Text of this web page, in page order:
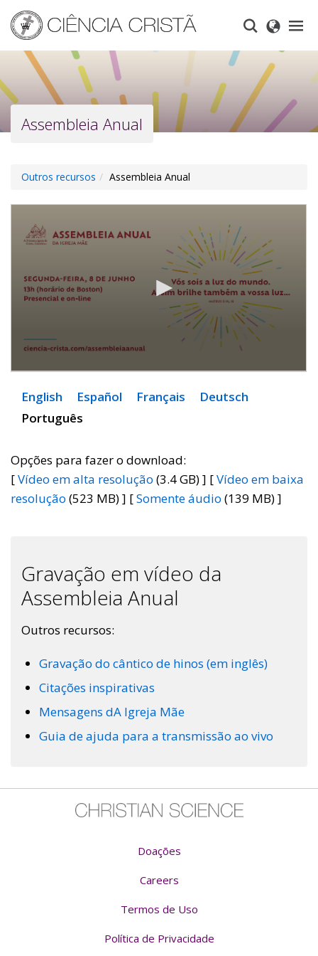
main
content
Assembleia Anual
Outros recursos Assembleia Anual
English Español Français
Deutsch
Português
Opções para fazer o download:
[Vídeo em alta resolução (3.4 GB) ] [Vídeo em baixa
resolução (523 MB) ] [Somente áudio (139 MB) ]
Gravação em vídeo da
Assembleia Anual
Outros recursos:
Gravação do cântico de hinos (em inglês)
Citações inspirativas
Mensagens dA Igreja Mãe
Guia de ajuda para a transmissão ao vivo
Doações
Careers
Termos de Uso
Política de Privacidade